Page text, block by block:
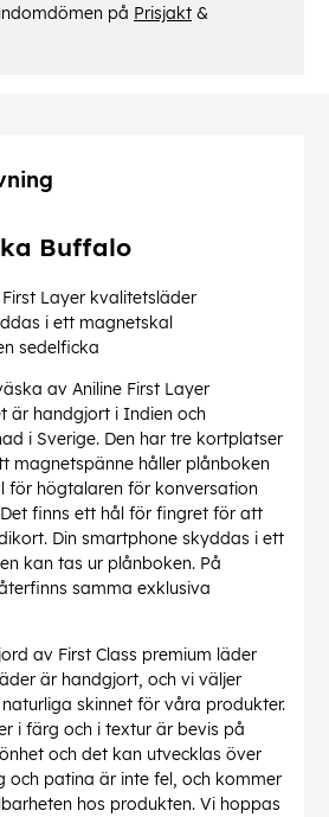
på Prisjakt &
Buffalo
Layer kvalitetsläder
i ett magnetskal
sedelficka
av Aniline First Layer
är handgjort i Indien och
i Sverige. Den har tre kortplatser
magnetspänne håller plånboken
för högtalaren för konversation
finns ett hål för fingret för att
Din smartphone skyddas i ett
kan tas ur plånboken. På
samma exklusiva
av First Class premium läder
är handgjort, och vi väljer
skinnet för våra produkter.
i färg och i textur är bevis på
och det kan utvecklas över
och patina är inte fel, och kommer
hos produkten. Vi hoppas